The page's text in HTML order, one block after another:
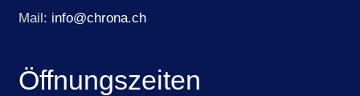
Mail: info@chrona.ch
Öffnungszeiten